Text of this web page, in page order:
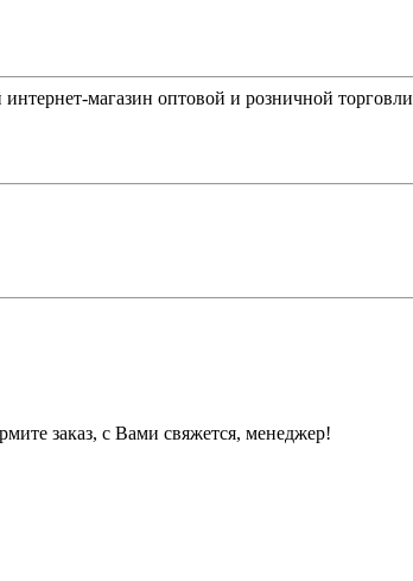
магазин оптовой и розничной торговли
заказ, с Вами свяжется, менеджер!